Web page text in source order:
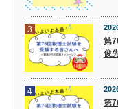
3
第
俊
4
第